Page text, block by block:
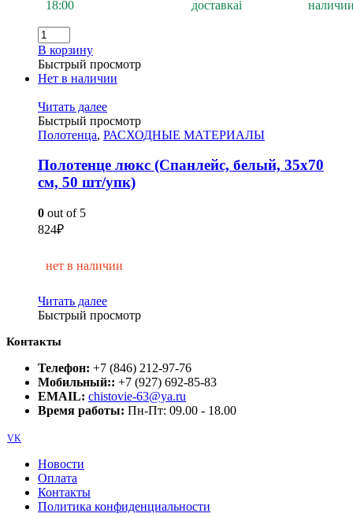
18:00
доставкаi
В корзину
Быстрый просмотр
Нет в наличии
Читать далее
Быстрый просмотр
Полотенца, РАСХОДНЫЕ МАТЕРИАЛЫ
Полотенце люкс (Спанлейс, белый, 35х70
см, 50 шт/упк)
0 out of 5
824₽
нет в наличии
Читать далее
Быстрый просмотр
Контакты
Телефон: +7 (846) 212-97-76
Мобильный:: +7 (927) 692-85-83
EMAIL: chistovie-63@ya.ru
Время работы: Пн-Пт: 09.00 - 18.00
VK
Новости
Оплата
Контакты
Политика конфиденциальности